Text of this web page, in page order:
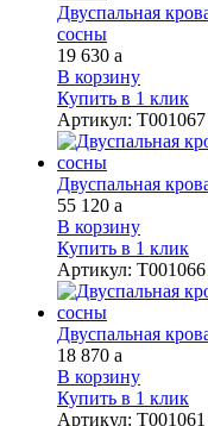
Двуспальная
сосны
19 630 a
В корзину
Купить в 1 клик
Артикул: Т001067
Двуспальная
55 120 a
В корзину
Купить в 1 клик
Артикул: Т001066
Двуспальная
18 870 a
В корзину
Купить в 1 клик
Артикул: Т001061